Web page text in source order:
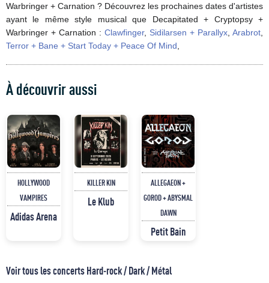
Warbringer + Carnation ? Découvrez les prochaines dates d'artistes
ayant le même style musical que Decapitated + Cryptopsy +
Warbringer + Carnation : Clawfinger, Sidilarsen + Parallyx Arabrot
Terror + Bane + Start Today + Peace Of Mind
À découvrir aussi
HOLLYWOOD
VAMPIRES
Adidas Arena
KILLER KIN
Le Klub
ALLEGAEON +
GOROD + ABYSMAL
DAWN
Petit Bain
Voir tous les concerts Hard-rock / Dark / Métal